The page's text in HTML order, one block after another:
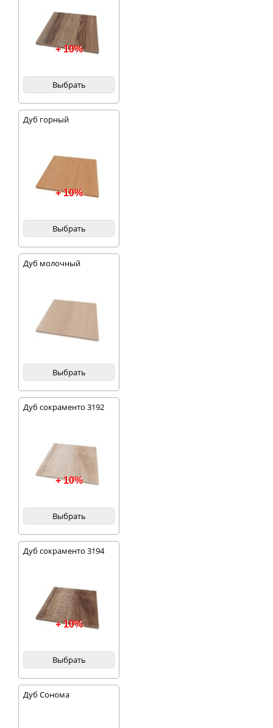
+ 10%
Выбрать
Дуб горный
+ 10%
Выбрать
Дуб молочный
Выбрать
Дуб сокраменто 3192
+ 10%
Выбрать
Дуб сокраменто 3194
+ 10%
Выбрать
Дуб Сонома